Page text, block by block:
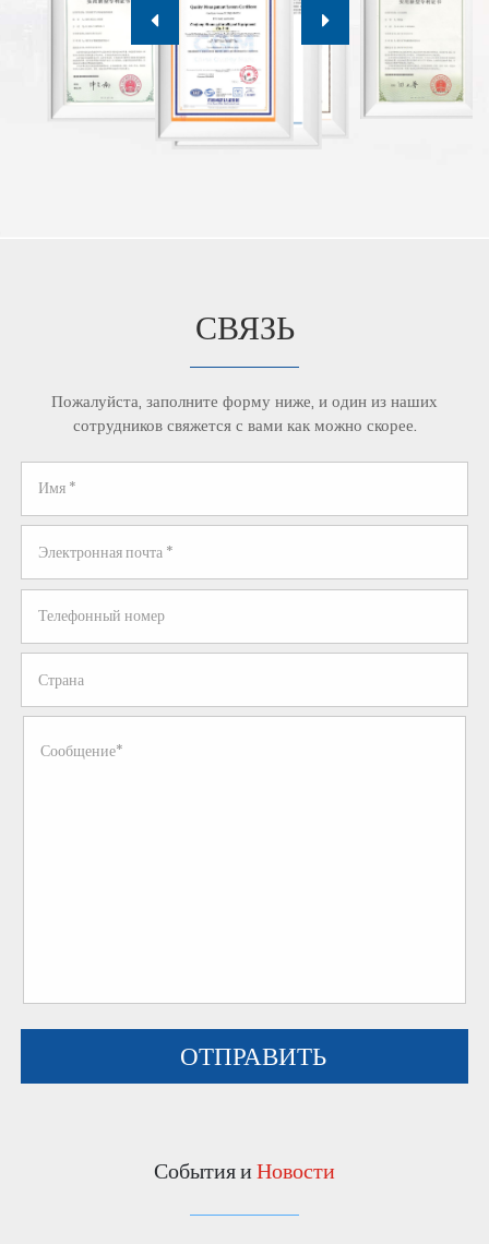
СВЯЗЬ
Пожалуйста, заполните форму ниже, и один из наших
сотрудников свяжется с вами как можно скорее.
События иНовости